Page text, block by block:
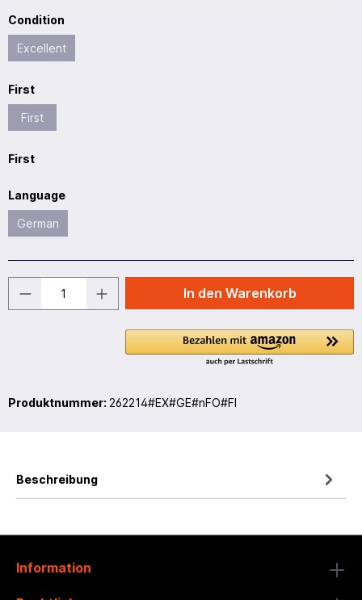
Condition
Excellent
First
First
First
Language
German
In den Warenkorb
Produktnummer: 262214#EX#GE#nFO#FI
Beschreibung
Information